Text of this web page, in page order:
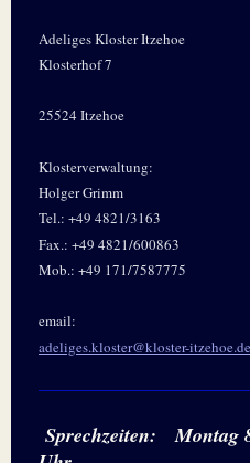
Adeliges Kloster Itzehoe
Klosterhof 7
25524 Itzehoe
Klosterverwaltung:
Holger Grimm
Tel.: +49 4821/3163
Fax.: +49 4821/600863
Mob.: +49 171/7587775
email:
adeliges.kloster@kloster-itzehoe.de
Sprechzeiten: Montag